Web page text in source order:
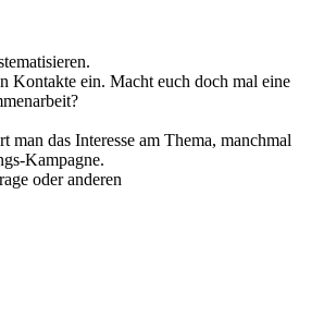
Kontakte ein. Macht euch doch mal eine
das Interesse am Thema, manchmal
Kampagne.
oder anderen